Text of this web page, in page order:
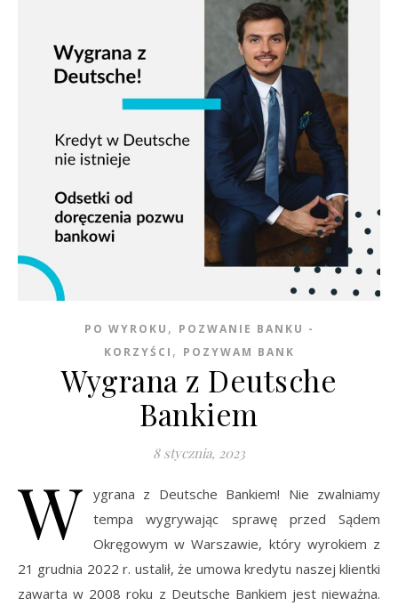
PO WYROKU , POZWANIE BANKU -
KORZYŚCI , POZYWAM BANK
Wygrana z Deutsche
Bankiem
8 stycznia, 2023
W ygrana z Deutsche Bankiem! Nie zwalniamy
tempa wygrywając sprawę przed Sądem
Okręgowym w Warszawie, który wyrokiem z
21 grudnia 2022 r. ustalił, że umowa kredytu naszej klientki
zawarta w 2008 roku z Deutsche Bankiem jest nieważna.